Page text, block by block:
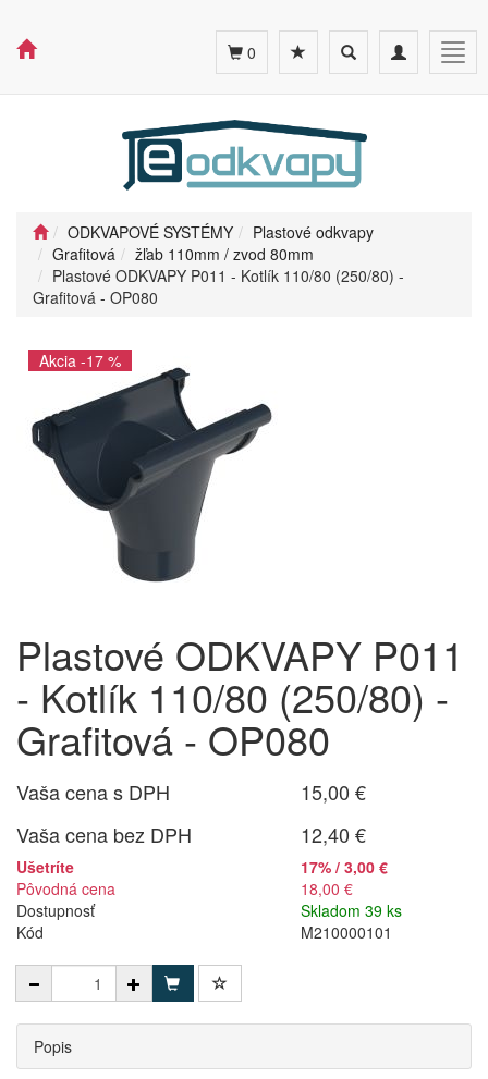
Toggle
navigation
Toggle
search
0
ODKVAPOVÉ SYSTÉMY
Plastové odkvapy
Grafitová
žľab 110mm / zvod 80mm
Plastové ODKVAPY P011 - Kotlík 110/80 (250/80) -
Grafitová - OP080
Akcia -17 %
Plastové ODKVAPY P011
- Kotlík 110/80 (250/80) -
Grafitová - OP080
Vaša cena s DPH
15,00 €
Vaša cena bez DPH
12,40 €
Ušetríte
17% / 3,00 €
Pôvodná cena
18,00 €
Dostupnosť
Skladom 39 ks
Kód
M210000101
Popis